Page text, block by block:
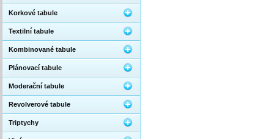
Korkové tabule
Textilní tabule
Kombinované tabule
Plánovací tabule
Moderační tabule
Revolverové tabule
Triptychy